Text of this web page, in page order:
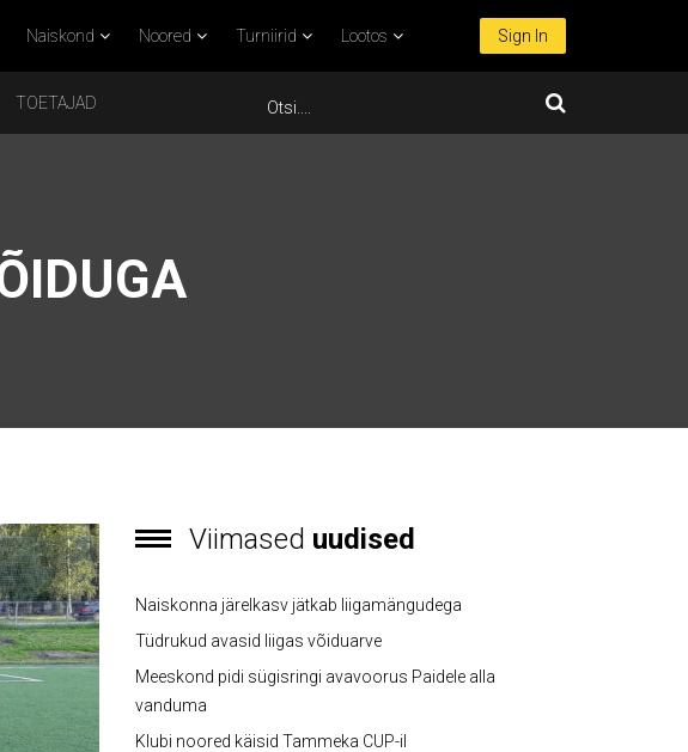
Naiskond Noored Turniirid Lootos Sign In
TOETAJAD
Viimased uudised
Naiskonna järelkasv jätkab liigamängudega
Tüdrukud avasid liigas võiduarve
Meeskond pidi sügisringi avavoorus Paidele alla
vanduma
Klubi noored käisid Tammeka CUP-il